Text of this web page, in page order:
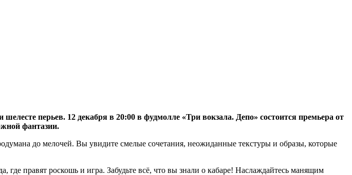
перьев. 12 декабря в 20:00 в фудмолле «Три вокзала. Депо» состоится премьера от
фантазии.
до мелочей. Вы увидите смелые сочетания, неожиданные текстуры и образы, которые
правят роскошь и игра. Забудьте всё, что вы знали о кабаре! Наслаждайтесь манящим